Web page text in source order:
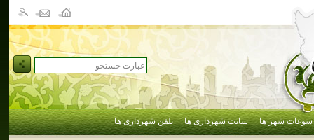
سوغات شهر ها سایت شهرداری ها تلفن شهرداری ها